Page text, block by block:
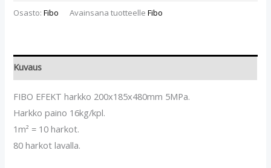
Osasto:Fibo Avainsana tuotteelleFibo
Kuvaus
FIBO EFEKT harkko 200x185x480mm 5MPa.
Harkko paino 16kg/kpl.
1m² = 10 harkot.
80 harkot lavalla.